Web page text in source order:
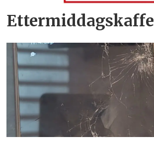
Ettermiddagskaffe